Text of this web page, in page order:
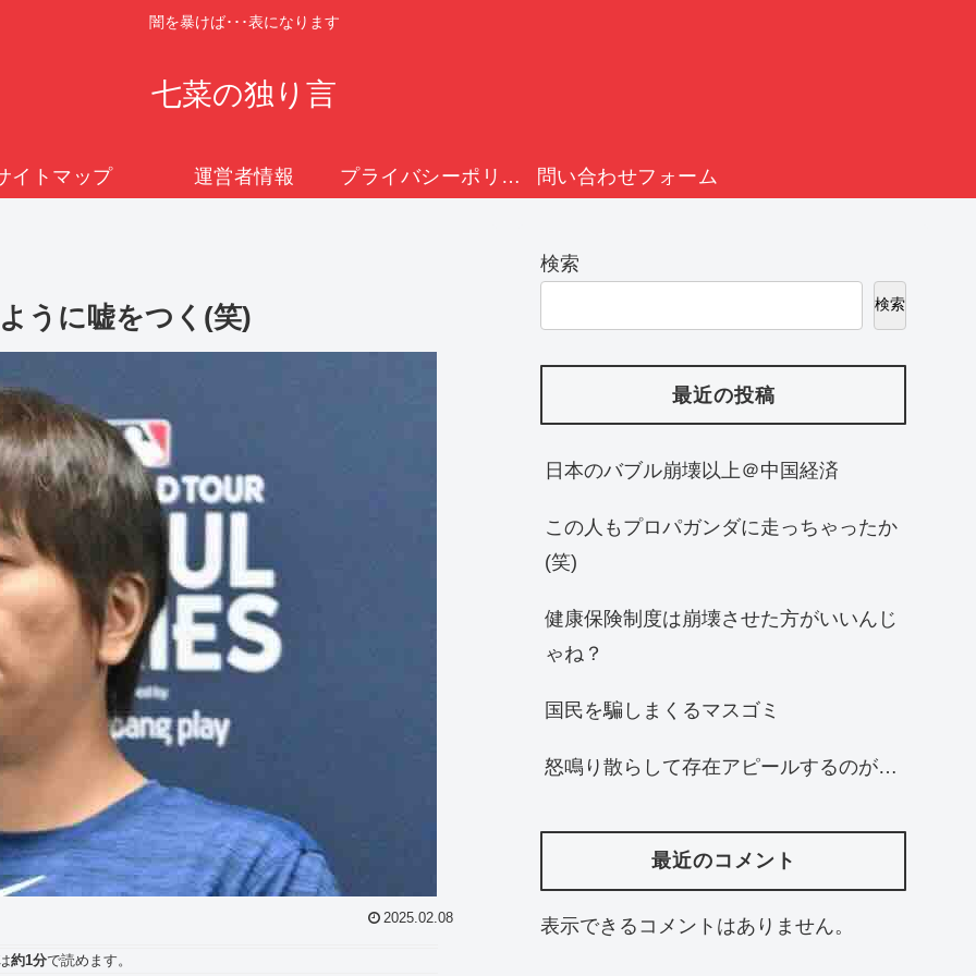
闇を暴けば･･･表になります
七菜の独り言
イトマップ 運営者情報 プライバシーポリシー 問い合わせフォーム
うに嘘をつく(笑)
2025.02.08
約1分で読めます。
検索
検索
最近の投稿
日本のバブル崩壊以上＠中国経済
この人もプロパガンダに走っちゃったか
(笑)
健康保険制度は崩壊させた方がいいんじ
ゃね？
国民を騙しまくるマスゴミ
怒鳴り散らして存在アピールするのが…
最近のコメント
表示できるコメントはありません。